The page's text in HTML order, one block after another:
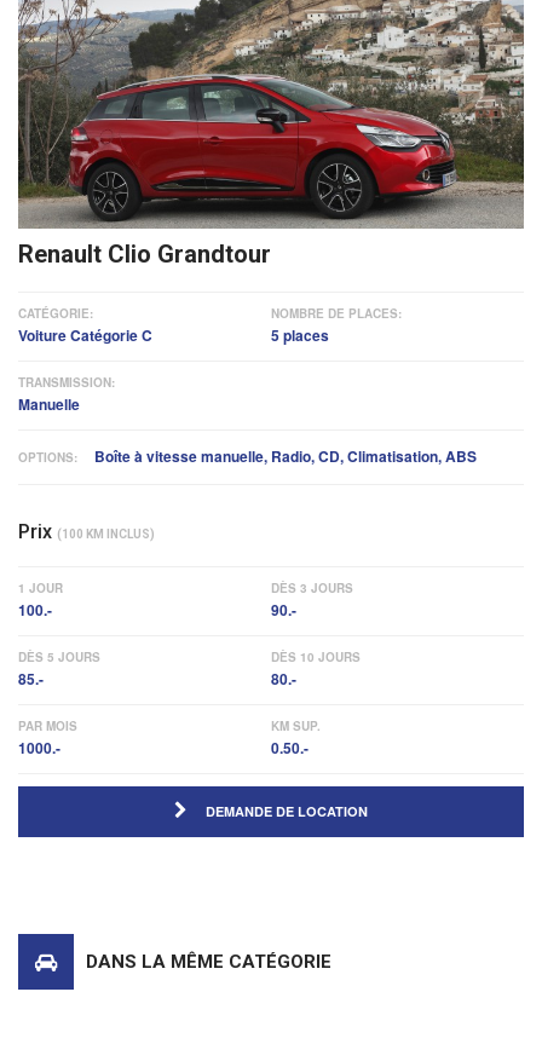
Renault Clio Grandtour
CATÉGORIE:
Voiture Catégorie C
TRANSMISSION:
Manuelle
NOMBRE DE PLACES:
5 places
OPTIONS: Boîte à vitesse manuelle, Radio, CD, Climatisation, ABS
Prix (100 KM INCLUS)
1 JOUR
100.-
DÈS 3 JOURS
90.-
DÈS 5 JOURS
85.-
DÈS 10 JOURS
80.-
PAR MOIS
1000.-
KM SUP.
0.50.-
DEMANDE DE LOCATION
DANS LA MÊME CATÉGORIE